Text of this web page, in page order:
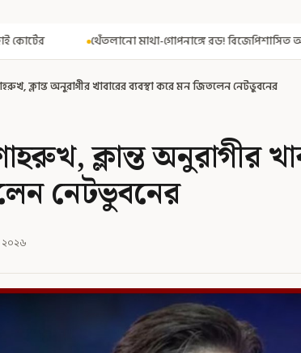
গোপনাঙ্গে রড! বিজেপিশাসিত অসমে নাবালিকার নৃশংস
ক্লান্ত অনুরাগীর খাবারের ব্যবস্থা করে মন জিতলেন নেটভুবনের
ক্লান্ত অনুরাগীর
নেটভুবনের
২০২৬